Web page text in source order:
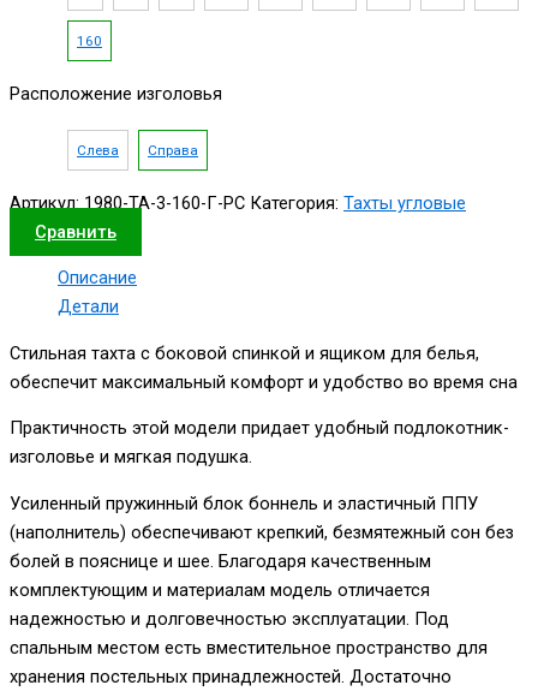
160
Расположение изголовья
Слева Справа
Артикул:1980-ТА-3-160-Г-РС Категория: Тахты угловые
Сравнить
Описание
Детали
Стильная тахта с боковой спинкой и ящиком для белья,
обеспечит максимальный комфорт и удобство во время сна
Практичность этой модели придает удобный подлокотник-
изголовье и мягкая подушка.
Усиленный пружинный блок боннель и эластичный ППУ
(наполнитель) обеспечивают крепкий, безмятежный сон без
болей в пояснице и шее. Благодаря качественным
комплектующим и материалам модель отличается
надежностью и долговечностью эксплуатации. Под
спальным местом есть вместительное пространство для
хранения постельных принадлежностей. Достаточно